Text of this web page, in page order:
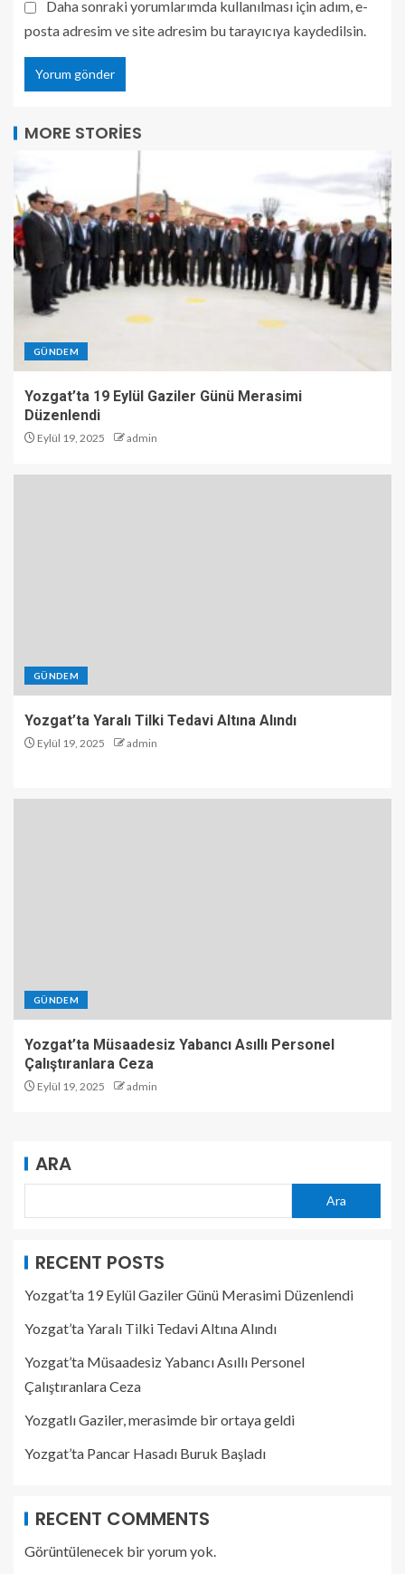
Daha sonraki yorumlarımda kullanılması için adım, e-
posta adresim ve site adresim bu tarayıcıya kaydedilsin.
MORE STORIES
GÜNDEM
Yozgat’ta 19 Eylül Gaziler Günü Merasimi
Düzenlendi
Eylül 19, 2025 admin
GÜNDEM
Yozgat’ta Yaralı Tilki Tedavi Altına Alındı
Eylül 19, 2025 admin
GÜNDEM
Yozgat’ta Müsaadesiz Yabancı Asıllı Personel
Çalıştıranlara Ceza
Eylül 19, 2025 admin
ARA
Ara
RECENT POSTS
Yozgat’ta 19 Eylül Gaziler Günü Merasimi Düzenlendi
Yozgat’ta Yaralı Tilki Tedavi Altına Alındı
Yozgat’ta Müsaadesiz Yabancı Asıllı Personel
Çalıştıranlara Ceza
Yozgatlı Gaziler, merasimde bir ortaya geldi
Yozgat’ta Pancar Hasadı Buruk Başladı
RECENT COMMENTS
Görüntülenecek bir yorum yok.